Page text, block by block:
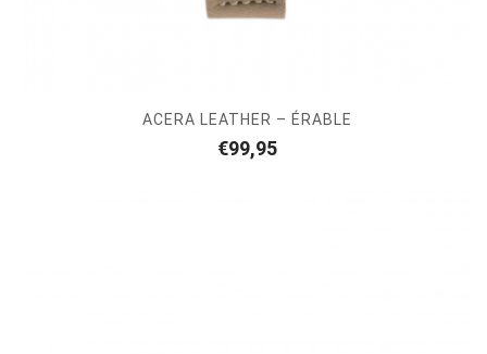
ACERA LEATHER – ÉRABLE
€99,95